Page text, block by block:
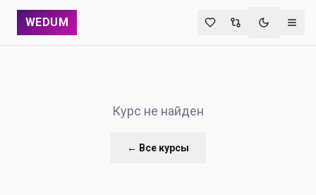
WEDUM
Курс не найден
← Все курсы